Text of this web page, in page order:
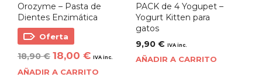
Orozyme – Pasta de
Dientes Enzimática
Oferta
18,90€ 18,00 € IVA inc.
AÑADIR A CARRITO
PACK de 4 Yogupet –
Yogurt Kitten para
gatos
9,90 € IVA inc.
AÑADIR A CARRITO